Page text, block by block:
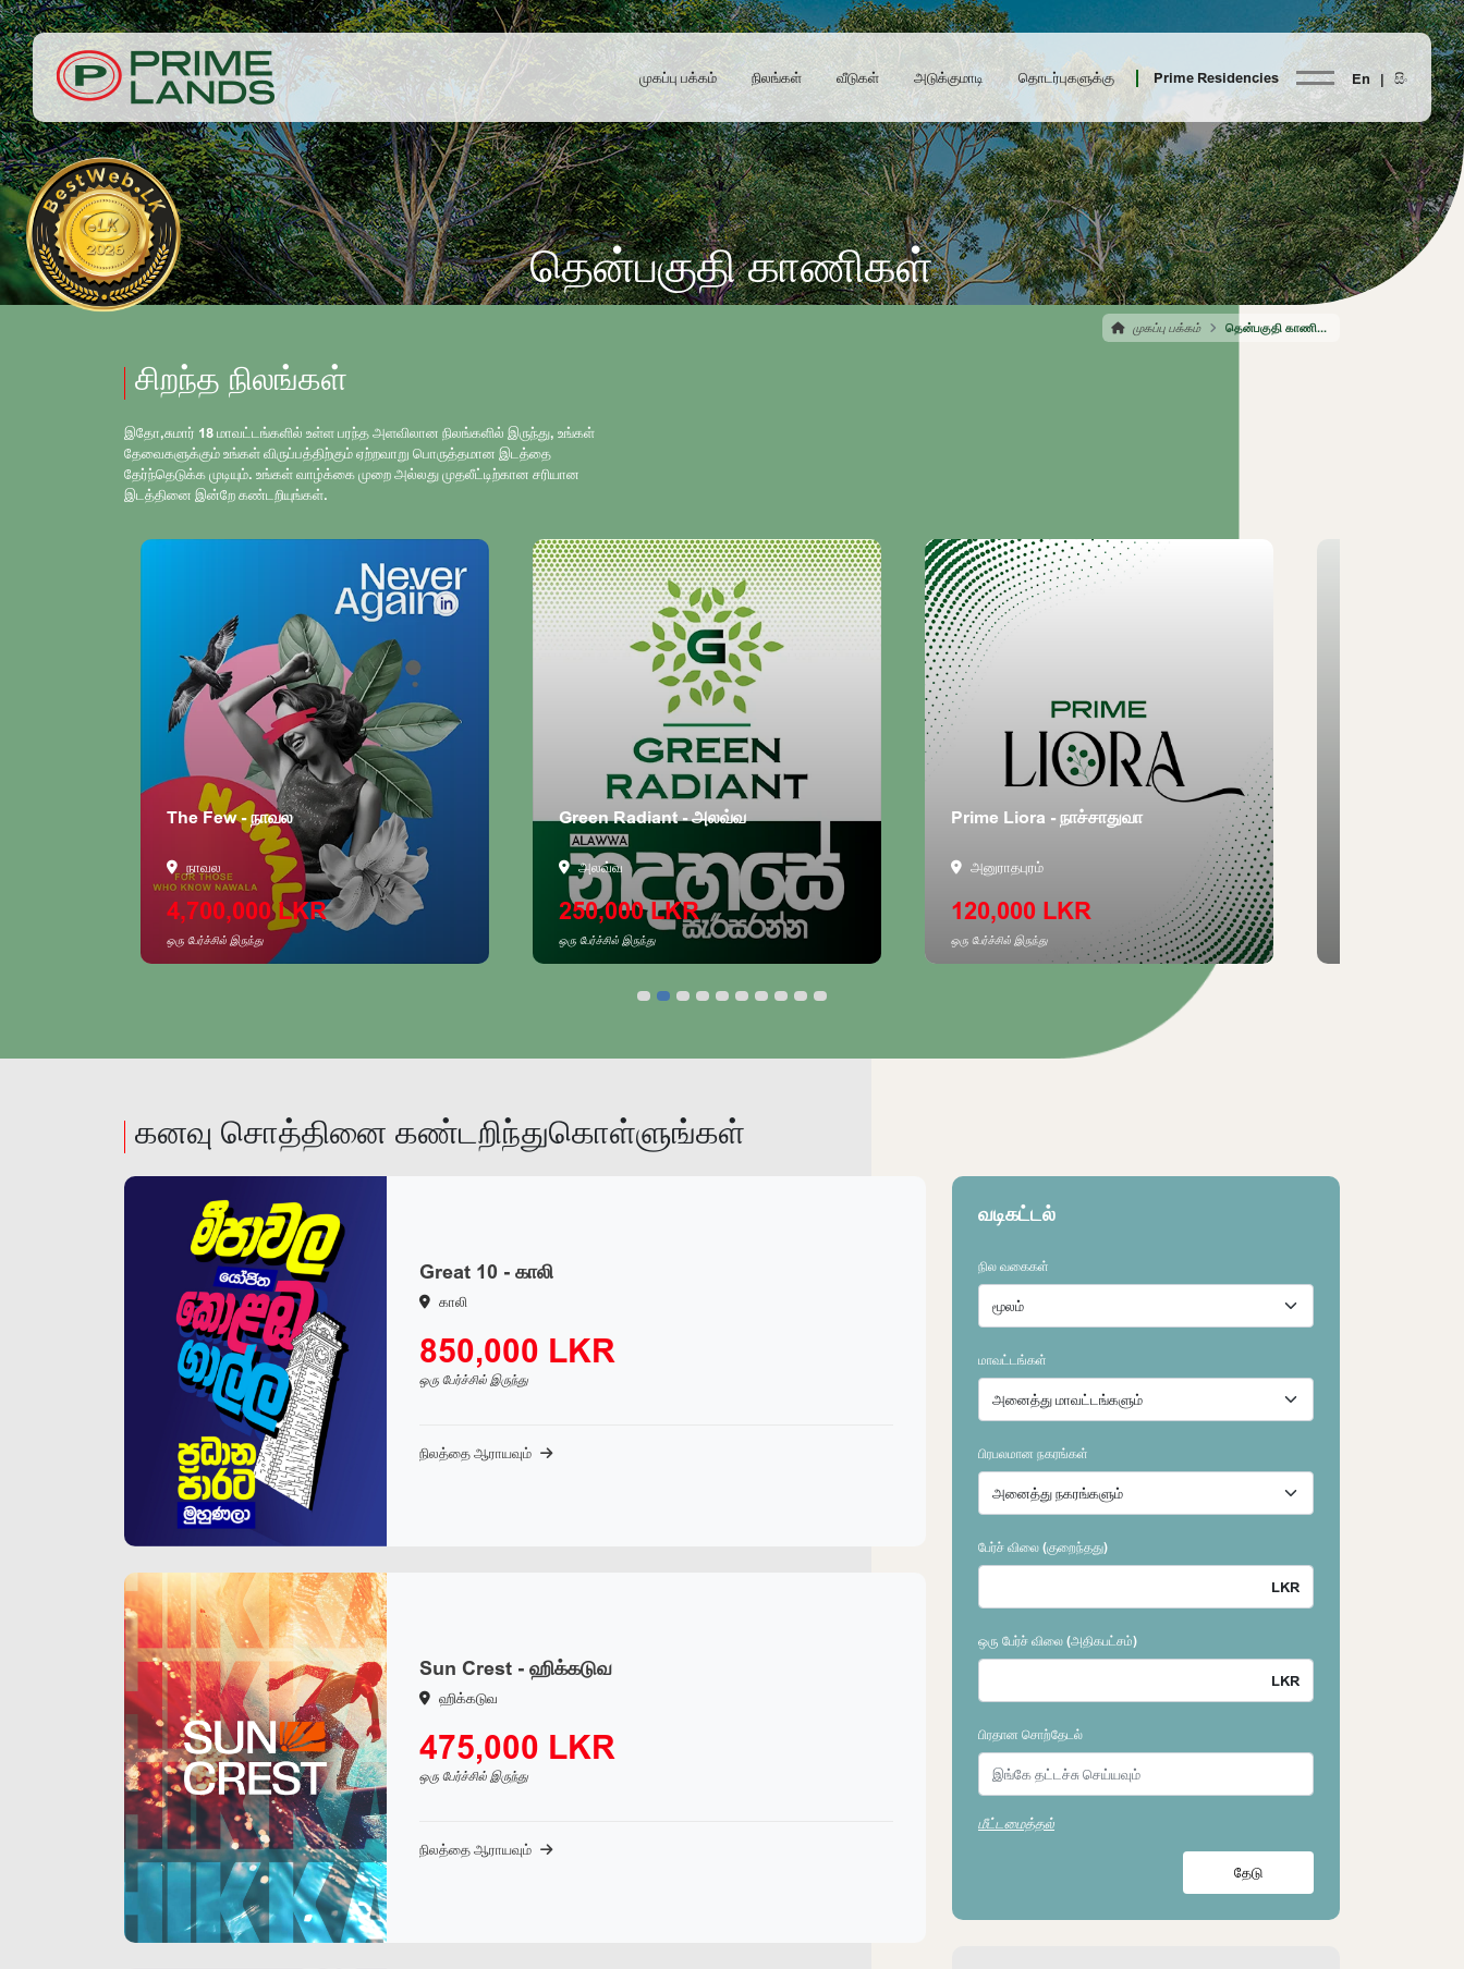
முகப்பு பக்கம் நிலங்கள் வீடுகள் அடுக்குமாடி தொடர்புகளுக்கு Prime Residencies En | සිං
தென்பகுதி காணிகள்
முகப்பு பக்கம் தென்பகுதி காணிகள்
சிறந்த நிலங்கள்
இதோ,சுமார் 18 மாவட்டங்களில் உள்ள பரந்த அளவிலான நிலங்களில் இருந்து, உங்கள்
தேவைகளுக்கும் உங்கள் விருப்பத்திற்கும் ஏற்றவாறு பொருத்தமான இடத்தை
தேர்ந்தெடுக்க முடியும். உங்கள் வாழ்க்கை முறை அல்லது முதலீட்டிற்கான சரியான
இடத்தினை இன்றே கண்டறியுங்கள்.
The Few - நாவல
நாவல
4,700,000 LKR
ஒரு பேர்ச்சில் இருந்து
Green Radiant - அலவ்வ
அலவ்வ
250,000 LKR
ஒரு பேர்ச்சில் இருந்து
நிலத்தை ஆராயவும்
Prime Liora - நாச்சாதுவா
அனுராதபுரம்
120,000 LKR
ஒரு பேர்ச்சில் இருந்து
கனவு சொத்தினை கண்டறிந்துகொள்ளுங்கள்
Great 10 - காலி
காலி
850,000 LKR
ஒரு பேர்ச்சில் இருந்து
நிலத்தை ஆராயவும்
Sun Crest - ஹிக்கடுவ
ஹிக்கடுவ
475,000 LKR
ஒரு பேர்ச்சில் இருந்து
நிலத்தை ஆராயவும்
வடிகட்டல்
நில வகைகள்
மாவட்டங்கள்
பிரபலமான நகரங்கள்
பேர்ச் விலை (குறைந்தது)
ஒரு பேர்ச் விலை (அதிகபட்சம்)
பிரதான சொற்தேடல்
மீட்டமைத்தல்
தேடு